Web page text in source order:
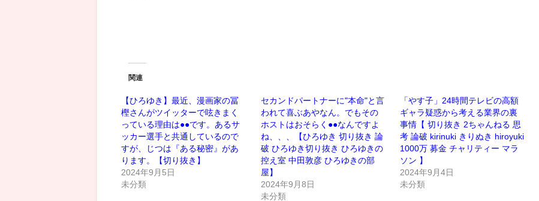
関連
【ひろゆき】最近、漫画家の冨
樫さんがツイッターで呟きまく
っている理由は●●です。あるサ
ッカー選手と共通しているので
すが、じつは『ある秘密』があ
ります。【切り抜き】
2024年9月5日
未分類
セカンドパートナーに"本命"と言
われて喜ぶあやなん。でもその
ホストはおそらく●●なんですよ
ね、、、【ひろゆき 切り抜き 論
破 ひろゆき切り抜き ひろゆきの
控え室 中田敦彦 ひろゆきの部
屋】
2024年9月8日
未分類
「やす子」24時間テレビの高額
ギャラ疑惑から考える業界の裏
事情【 切り抜き 2ちゃんねる 思
考 論破 kirinuki きりぬき hiroyuki
1000万 募金 チャリティー マラ
ソン 】
2024年9月4日
未分類